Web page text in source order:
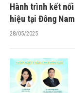
Hành trình kết
hiệu tại Đông
28/05/2025